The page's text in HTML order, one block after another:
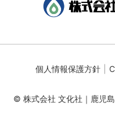
個人情報保護方針
© 株式会社 文化社｜鹿児